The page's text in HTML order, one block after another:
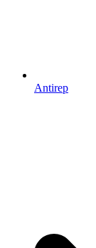
Antirep